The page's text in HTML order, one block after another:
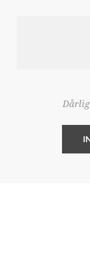
Dårlig